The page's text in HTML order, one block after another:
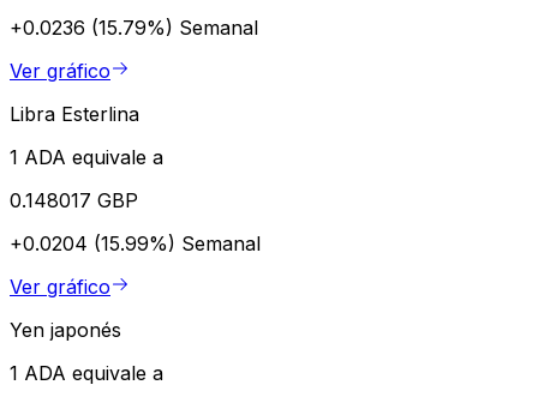
+0.0236 (15.79%) Semanal
Ver gráfico
Libra Esterlina
1 ADA equivale a
0.148017 GBP
+0.0204 (15.99%) Semanal
Ver gráfico
Yen japonés
1 ADA equivale a